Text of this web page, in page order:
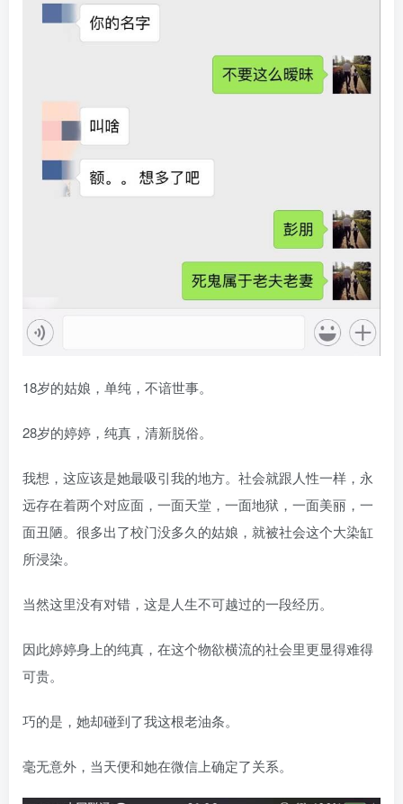
18岁的姑娘，单纯，不谙世事。
28岁的婷婷，纯真，清新脱俗。
我想，这应该是她最吸引我的地方。社会就跟人性一样，永
远存在着两个对应面，一面天堂，一面地狱，一面美丽，一
面丑陋。很多出了校门没多久的姑娘，就被社会这个大染缸
所浸染。
当然这里没有对错，这是人生不可越过的一段经历。
因此婷婷身上的纯真，在这个物欲横流的社会里更显得难得
可贵。
巧的是，她却碰到了我这根老油条。
毫无意外，当天便和她在微信上确定了关系。